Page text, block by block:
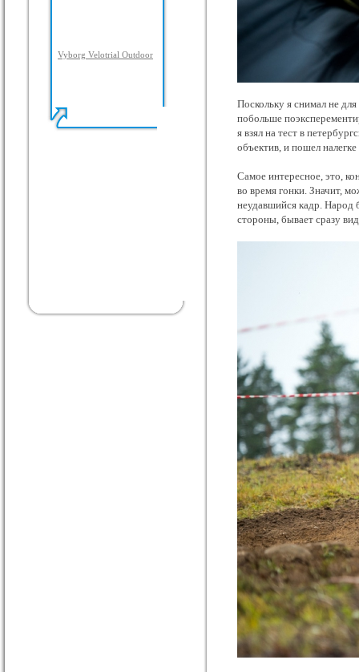
Vyborg Velotrial Outdoor
Поскольку я снимал не
побольше
я взял на тест в
объектив, и пошел
Самое интересное, это,
во время гонки. Значит,
неудавшийся кадр. Народ
стороны, бывает сразу